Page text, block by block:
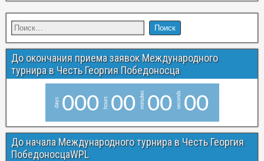
До окончания приема заявок Международного
турнира в Честь Георгия Победоносца
days 000 hours 00 minutes 00 seconds 00
До начала Международного турнира в Честь Георгия
ПобедоносцаWPL